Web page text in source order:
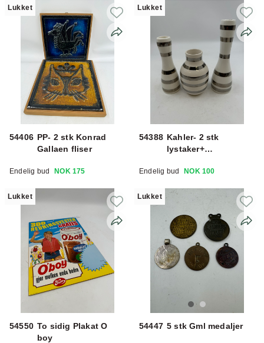
Lukket
54406 PP- 2 stk Konrad
Gallaen fliser
Endelig bud NOK 175
Lukket
54388 Kahler- 2 stk
lystaker+
Endelig bud NOK 100
Lukket
54550 To sidig Plakat O
boy
Lukket
54447 5 stk Gml medaljer